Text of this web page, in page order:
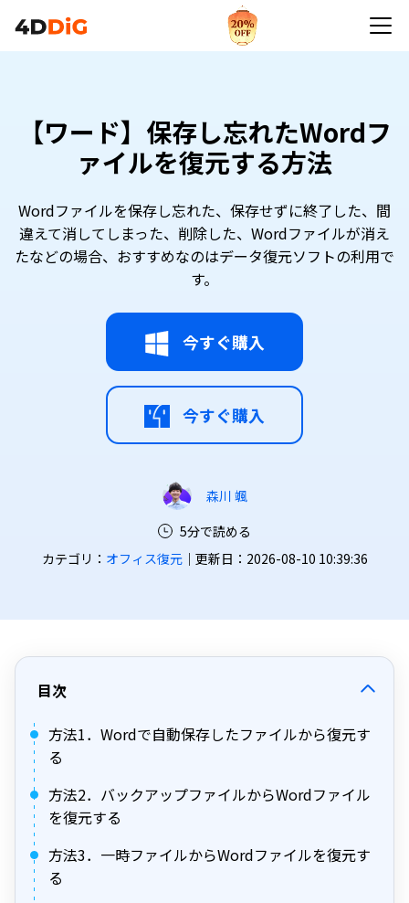
【ワード】保存し忘れたWordフ
ァイルを復元する方法
Wordファイルを保存し忘れた、保存せずに終了した、間
違えて消してしまった、削除した、Wordファイルが消え
たなどの場合、おすすめなのはデータ復元ソフトの利用で
す。
今すぐ購入
今すぐ購入
森川 颯
5分で読める
カテゴリ： オフィス復元｜更新日：2026-08-10 10:39:36
目次
方法1．Wordで自動保存したファイルから復元す
る
方法2．バックアップファイルからWordファイル
を復元する
方法3．一時ファイルからWordファイルを復元す
る